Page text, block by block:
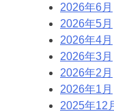
2026年6月
2026年5月
2026年4月
2026年3月
2026年2月
2026年1月
2025年12